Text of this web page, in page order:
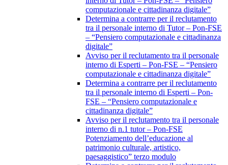
computazionale e cittadinanza digitale”
Determina a contrarre per il reclutamento
tra il personale interno di Tutor – Pon-FSE
– “Pensiero computazionale e cittadinanza
digitale”
Avviso per il reclutamento tra il personale
interno di Esperti – Pon-FSE – “Pensiero
computazionale e cittadinanza digitale”
Determina a contrarre per il reclutamento
tra il personale interno di Esperti – Pon-
FSE – “Pensiero computazionale e
cittadinanza digitale”
Avviso per il reclutamento tra il personale
interno di n.1 tutor – Pon-FSE
Potenziamento dell’educazione al
patrimonio culturale, artistico,
paesaggistico” terzo modulo